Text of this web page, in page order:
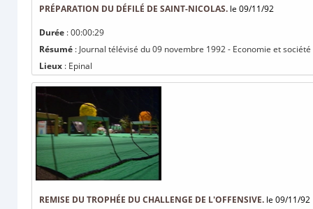
PRÉPARATION DU DÉFILÉ DE SAINT-NICOLAS. le 09/11/92
Durée : 00:00:29
Résumé : Journal télévisé du 09 novembre 1992 - Economie et
Lieux : Epinal
REMISE DU TROPHÉE DU CHALLENGE DE L'OFFENSIVE. le 09/11/92